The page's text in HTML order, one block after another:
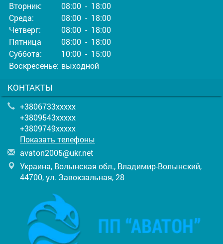
Вторник:
08:00 - 18:00
Среда:
08:00 - 18:00
Четверг:
08:00 - 18:00
Пятница
08:00 - 18:00
Суббота:
10:00 - 15:00
Воскресенье: выходной
КОНТАКТЫ
+3806733xxxxx
+3809543xxxxx
+3809749xxxxx
Показать телефоны
avaton2005@ukr.net
Украина, Волынская обл., Владимир-Волынский,
44700, ул. Завокзальная, 28